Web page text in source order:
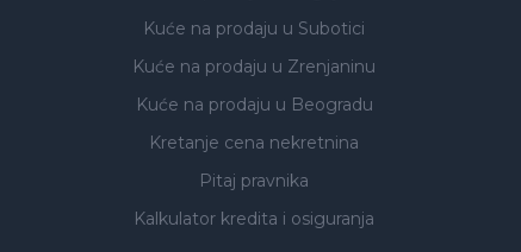
Kuće na prodaju u Subotici
Kuće na prodaju u Zrenjaninu
Kuće na prodaju u Beogradu
Kretanje cena nekretnina
Pitaj pravnika
Kalkulator kredita i osiguranja